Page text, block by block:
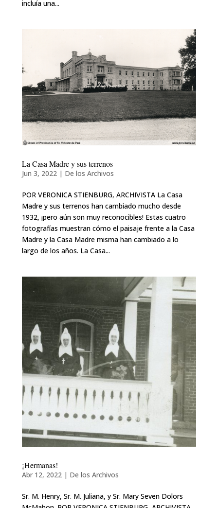
incluía una...
La Casa Madre y sus terrenos
Jun 3, 2022| De los Archivos
POR VERONICA STIENBURG, ARCHIVISTA La Casa
Madre y sus terrenos han cambiado mucho desde
1932, ¡pero aún son muy reconocibles! Estas cuatro
fotografías muestran cómo el paisaje frente a la Casa
Madre y la Casa Madre misma han cambiado a lo
largo de los años. La Casa...
¡Hermanas!
Abr 12, 2022| De los Archivos
Sr. M. Henry, Sr. M. Juliana, y Sr. Mary Seven Dolors